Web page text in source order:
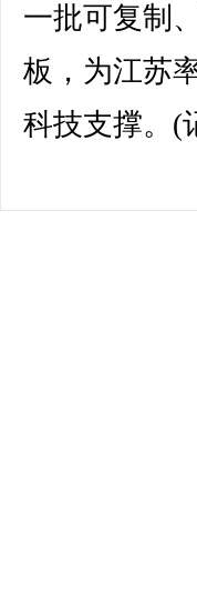
一批可复制
板，为江苏
科技支撑。(